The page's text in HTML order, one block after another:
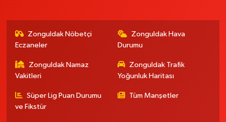
Zonguldak Nöbetçi
Eczaneler
Zonguldak Hava
Durumu
Zonguldak Namaz
Vakitleri
Zonguldak Trafik
Yoğunluk Haritası
Süper Lig Puan Durumu
ve Fikstür
Tüm Manşetler